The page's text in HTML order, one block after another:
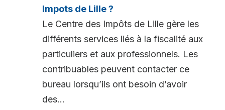
Impots de Lille ?
Le Centre des Impôts de Lille gère les
différents services liés à la fiscalité aux
particuliers et aux professionnels. Les
contribuables peuvent contacter ce
bureau lorsqu’ils ont besoin d’avoir
des...